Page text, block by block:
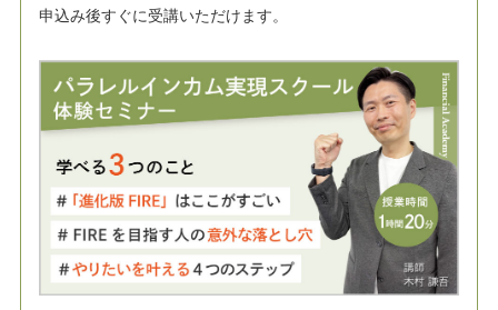
申込み後すぐに受講いただけます。